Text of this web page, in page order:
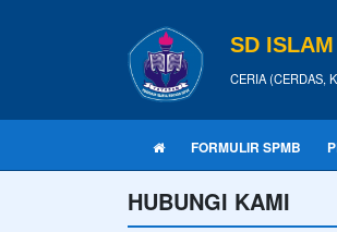
SD
CERIA (CERDAS,
FORMULIR SPMB
HUBUNGI KAMI